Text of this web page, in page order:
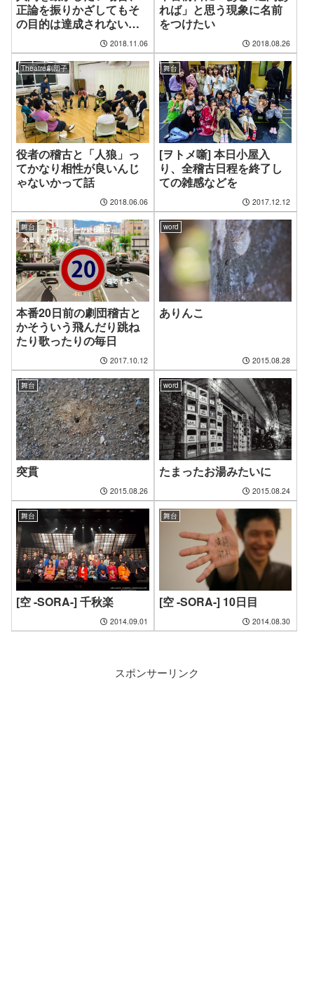
正論を振りかざしてもそ
の目的は達成されないと
2018.11.06
れば」と思う現象に名前
をつけたい
2018.08.26
Theatre劇団子
役者の稽古と「人狼」っ
てかなり相性が良いんじ
ゃないかって話
2018.06.06
舞台
[ヲトメ噺] 本日小屋入
り、全稽古日程を終了し
ての雑感などを
2017.12.12
舞台
本番20日前の劇団稽古と
かそういう飛んだり跳ね
たり歌ったりの毎日
2017.10.12
word
ありんこ
2015.08.28
舞台
突貫
2015.08.26
word
たまったお湯みたいに
2015.08.24
舞台
[空 -SORA-] 千秋楽
2014.09.01
舞台
[空 -SORA-] 10日目
2014.08.30
スポンサーリンク